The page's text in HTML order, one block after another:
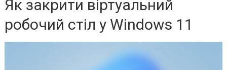
Як закрити віртуальний
робочий стіл у Windows 11